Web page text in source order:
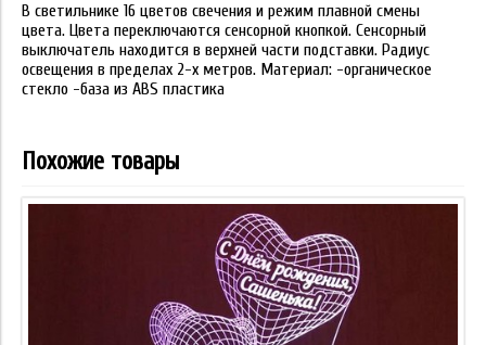
В светильнике 16 цветов свечения и режим плавной смены
цвета. Цвета переключаются сенсорной кнопкой. Сенсорный
выключатель находится в верхней части подставки. Радиус
освещения в пределах 2-х метров. Материал: -органическое
стекло -база из ABS пластика
Похожие товары